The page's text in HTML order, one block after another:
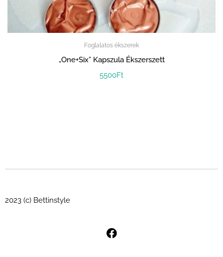
Foglalatos ékszerek
„One+Six” Kapszula Ékszerszett
5500Ft
2023 (c) Bettinstyle